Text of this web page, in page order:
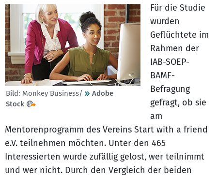
Bild: Monkey Business/
Adobe
Stock
Für die Studie
wurden
Geflüchtete im
Rahmen der
IAB-SOEP-
BAMF-
Befragung
gefragt, ob sie
am
Mentorenprogramm des Vereins Start with a friend
e.V. teilnehmen möchten. Unter den 465
Interessierten wurde zufällig gelost, wer teilnimmt
und wer nicht. Durch den Vergleich der beiden